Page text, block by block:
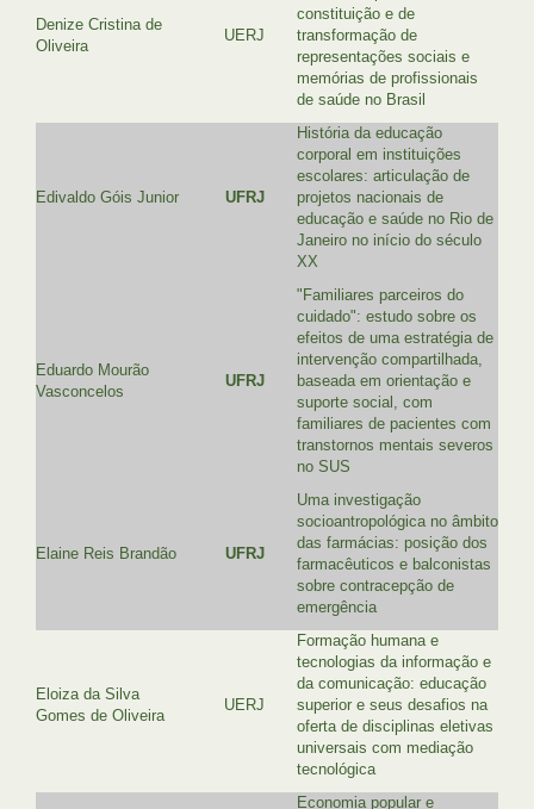
Denize Cristina de
Oliveira
UERJ
constituição e de
transformação de
representações sociais e
memórias de profissionais
de saúde no Brasil
Edivaldo Góis Junior UFRJ
História da educação
corporal em instituições
escolares: articulação de
projetos nacionais de
educação e saúde no Rio de
Janeiro no início do século
XX
Eduardo Mourão
Vasconcelos
UFRJ
"Familiares parceiros do
cuidado": estudo sobre os
efeitos de uma estratégia de
intervenção compartilhada,
baseada em orientação e
suporte social, com
familiares de pacientes com
transtornos mentais severos
no SUS
Elaine Reis Brandão UFRJ
Uma investigação
socioantropológica no âmbito
das farmácias: posição dos
farmacêuticos e balconistas
sobre contracepção de
emergência
Eloiza da Silva
Gomes de Oliveira
UERJ
Formação humana e
tecnologias da informação e
da comunicação: educação
superior e seus desafios na
oferta de disciplinas eletivas
universais com mediação
tecnológica
Economia popular e